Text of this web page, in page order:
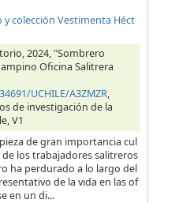
y colección Vestimenta Héct
2024, "Sombrero
Oficina Salitrera
UCHILE/A3ZMZR,
de investigación de la
V1
de gran importancia cul
los trabajadores salitreros
ha perdurado a lo largo del
de la vida en las of
en un di...